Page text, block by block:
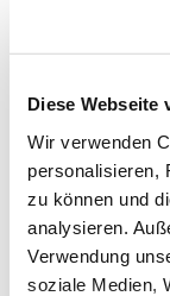
Diese Webseite
Wir verwenden
personalisieren,
zu können und
analysieren.
Verwendung
soziale Medien,